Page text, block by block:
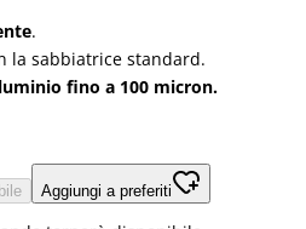
.
la sabbiatrice standard.
fino a 100 micron.
Aggiungi a preferiti